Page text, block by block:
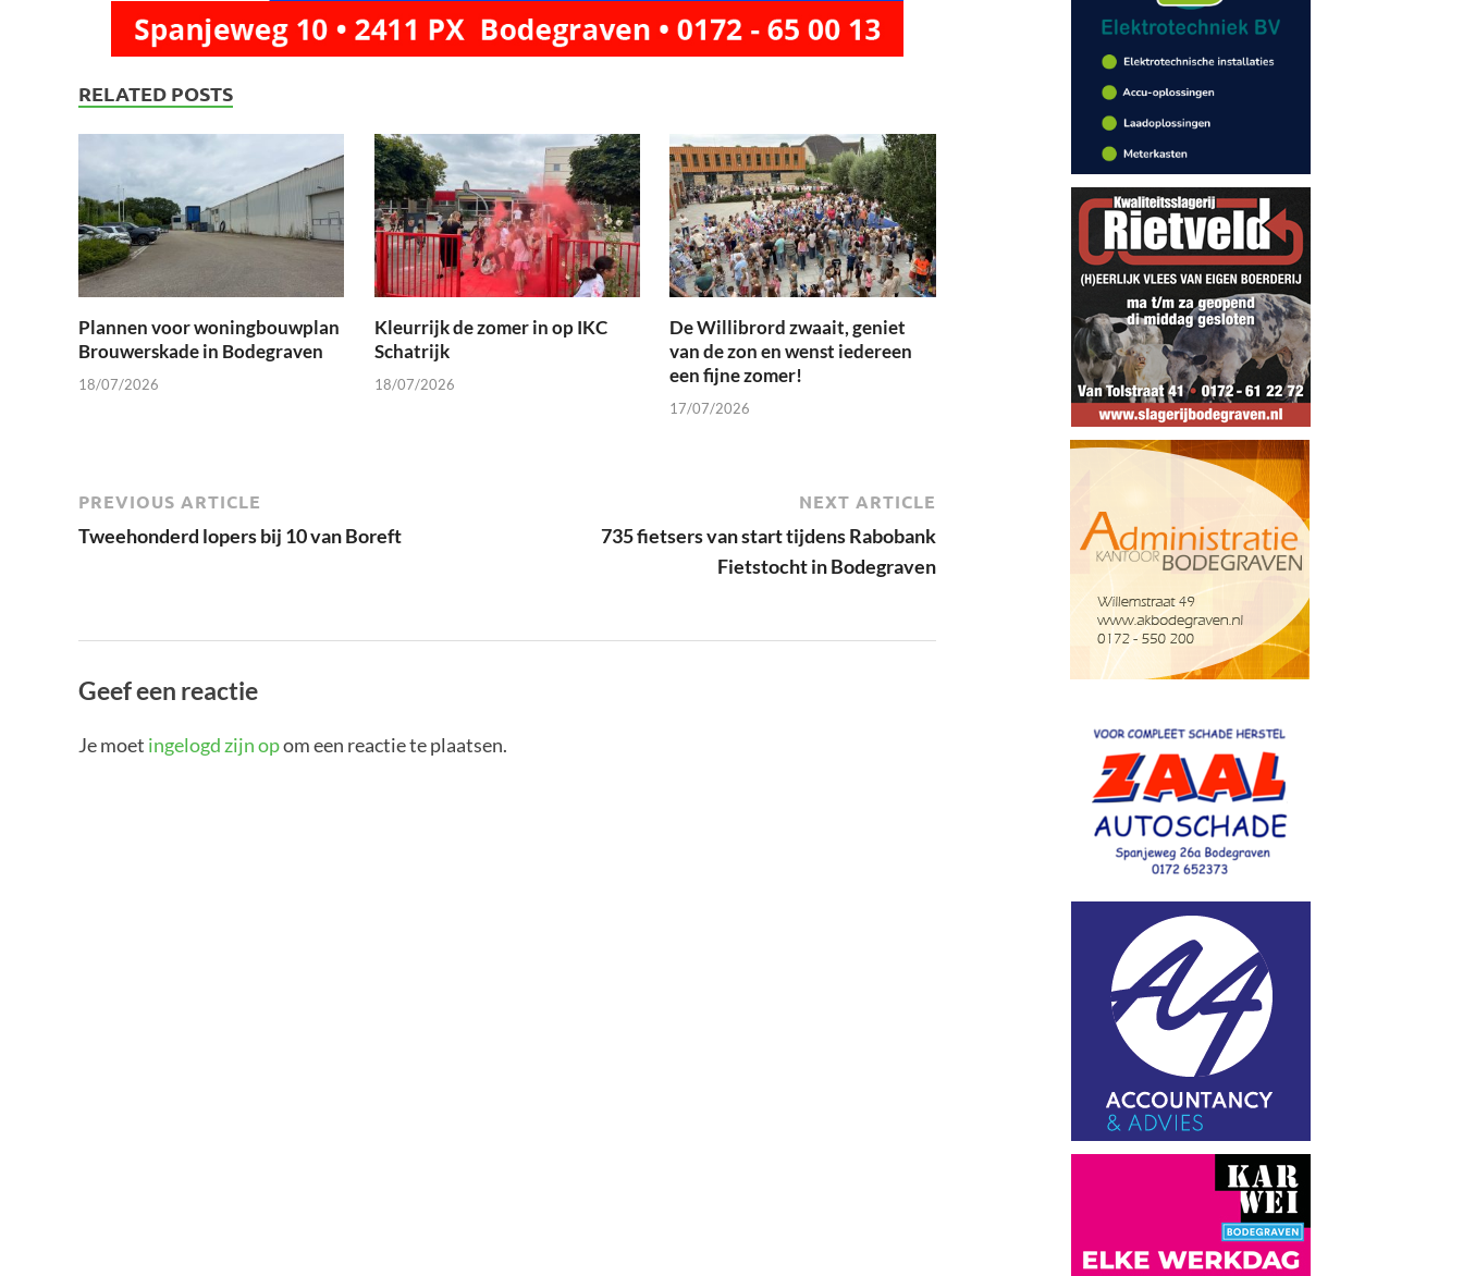
RELATED POSTS
Plannen voor woningbouwplan
Brouwerskade in Bodegraven
18/07/2026
Kleurrijk de zomer in op IKC
Schatrijk
18/07/2026
De Willibrord zwaait, geniet
van de zon en wenst iedereen
een fijne zomer!
17/07/2026
PREVIOUS ARTICLE
Tweehonderd lopers bij 10 van Boreft
NEXT ARTICLE
735 fietsers van start tijdens Rabobank
Fietstocht in Bodegraven
Geef een reactie
Je moet ingelogd zijn opom een reactie te plaatsen.